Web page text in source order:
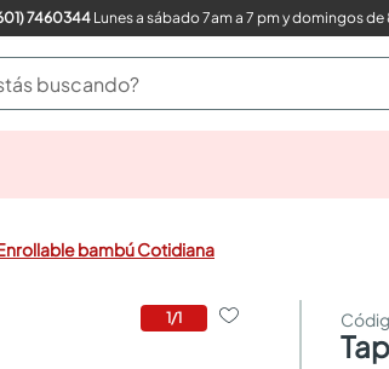
UN EXPERTO: 📞(601) 7460344Lunes a sábado 7am a 7 pm y domingos de
buscando?
bambú Cotidiana
1/1